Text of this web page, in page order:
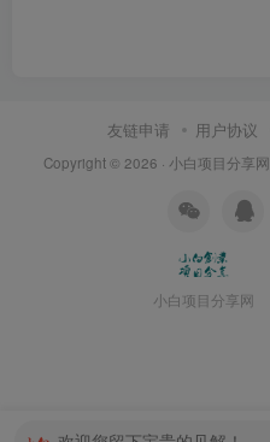
友链申请 用户协议
Copyright © 2026 · 小白项目分享网
小白项目分享网